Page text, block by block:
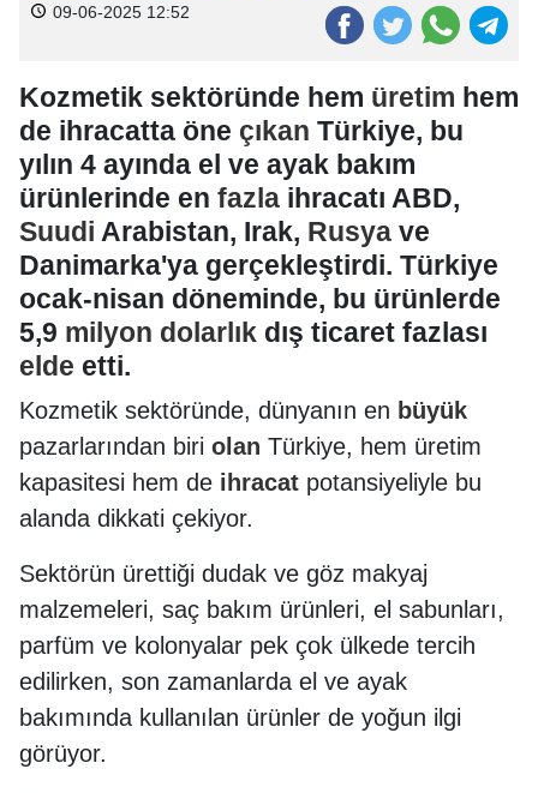
09-06-2025 12:52
Kozmetik sektöründe hem üretim hem
de ihracatta öne çıkan Türkiye, bu
yılın 4 ayında el ve ayak bakım
ürünlerinde en fazla ihracatı ABD,
Suudi Arabistan, Irak, Rusya ve
Danimarka'ya gerçekleştirdi. Türkiye
ocak-nisan döneminde, bu ürünlerde
5,9 milyon dolarlık dış ticaret fazlası
elde etti.
Kozmetik sektöründe, dünyanın en büyük
pazarlarından biri olan Türkiye, hem üretim
kapasitesi hem de ihracat potansiyeliyle bu
alanda dikkati çekiyor.
Sektörün ürettiği dudak ve göz makyaj
malzemeleri, saç bakım ürünleri, el sabunları,
parfüm ve kolonyalar pek çok ülkede tercih
edilirken, son zamanlarda el ve ayak
bakımında kullanılan ürünler de yoğun ilgi
görüyor.